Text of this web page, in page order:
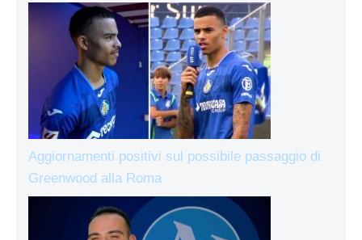
Aggiornamenti positivi sul possibile passaggio di
Greenwood alla Roma